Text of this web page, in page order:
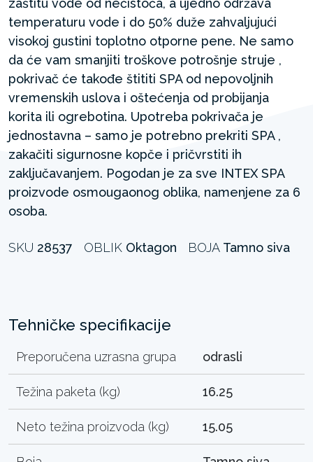
zaštitu vode od nečistoća, a ujedno održava
temperaturu vode i do 50% duže zahvaljujući
visokoj gustini toplotno otporne pene. Ne samo
da će vam smanjiti troškove potrošnje struje ,
pokrivač će takođe štititi SPA od nepovoljnih
vremenskih uslova i oštećenja od probijanja
korita ili ogrebotina. Upotreba pokrivača je
jednostavna – samo je potrebno prekriti SPA ,
zakačiti sigurnosne kopče i pričvrstiti ih
zaključavanjem. Pogodan je za sve INTEX SPA
proizvode osmougaonog oblika, namenjene za 6
osoba.
SKU 28537 OBLIK Oktagon BOJA Tamno siva
Tehničke specifikacije
Preporučena uzrasna grupa odrasli
Težina paketa (kg) 16.25
Neto težina proizvoda (kg) 15.05